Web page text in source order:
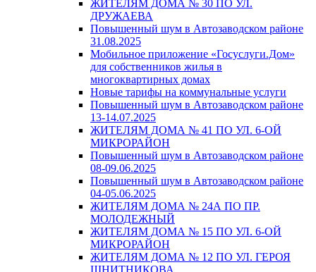
ЖИТЕЛЯМ ДОМА № 30 ПО УЛ.
ДРУЖАЕВА
Повышенный шум в Автозаводском районе
31.08.2025
Мобильное приложение «Госуслуги.Дом»
для собственников жилья в
многоквартирных домах
Новые тарифы на коммунальные услуги
Повышенный шум в Автозаводском районе
13-14.07.2025
ЖИТЕЛЯМ ДОМА № 41 ПО УЛ. 6-ОЙ
МИКРОРАЙОН
Повышенный шум в Автозаводском районе
08-09.06.2025
Повышенный шум в Автозаводском районе
04-05.06.2025
ЖИТЕЛЯМ ДОМА № 24А ПО ПР.
МОЛОДЕЖНЫЙ
ЖИТЕЛЯМ ДОМА № 15 ПО УЛ. 6-ОЙ
МИКРОРАЙОН
ЖИТЕЛЯМ ДОМА № 12 ПО УЛ. ГЕРОЯ